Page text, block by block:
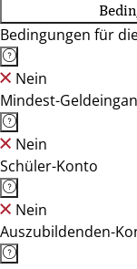
Bedingungen für
Nein
Mindest-
Nein
Schüler-Konto
Nein
Auszubildenden-